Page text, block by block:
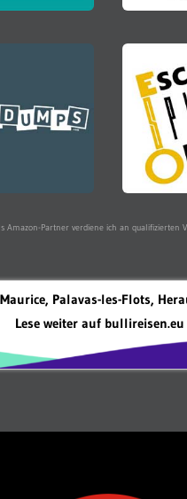
Amazon-Partner verdiene ich an qualifizierten
Palavas-les-Flots,
Lese weiter auf